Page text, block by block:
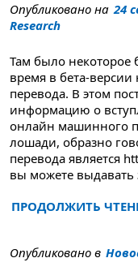
Опубликовано на 24
Research
Там было некоторое
время в бета-
перевода. В этом
информацию о
онлайн машинного
лошади, образно
перевода является
вы можете выдавать
ПРОДОЛЖИТЬ
"Представляем:
Опубликовано в